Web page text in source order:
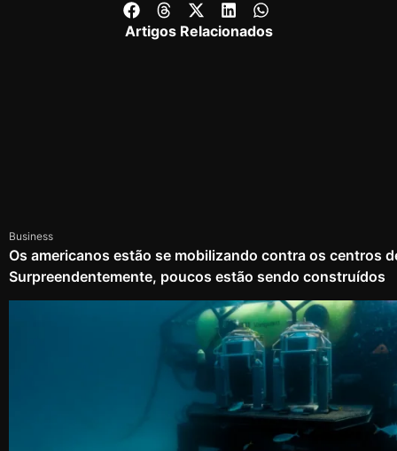
Artigos Relacionados
Business
Os americanos estão se mobilizando contra os centros
Surpreendentemente, poucos estão sendo construídos